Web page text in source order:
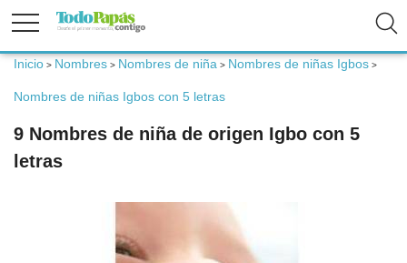
Embarazo
Inicio > Nombres > Nombres de niña > Nombres de niñas Igbos >
Nombres de niñas Igbos con 5 letras
9 Nombres de niña de origen Igbo con 5
letras